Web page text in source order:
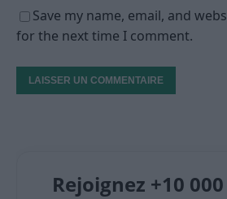
Save my name, email, and
for the next time I comment.
Rejoignez +10